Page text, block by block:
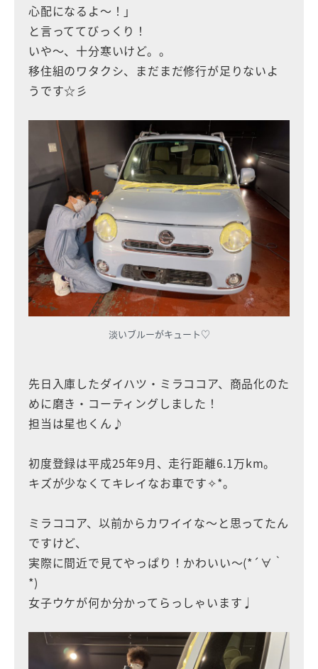
心配になるよ〜！」
と言っててびっくり！
いや〜、十分寒いけど。。
移住組のワタクシ、まだまだ修行が足りないよ
うです☆彡
淡いブルーがキュート♡
先日入庫したダイハツ・ミラココア、商品化のた
めに磨き・コーティングしました！
担当は星也くん♪
初度登録は平成25年9月、走行距離6.1万km。
キズが少なくてキレイなお車です✧*。
ミラココア、以前からカワイイな〜と思ってたん
ですけど、
実際に間近で見てやっぱり！かわいい〜(*´∀｀
*)
女子ウケが何か分かってらっしゃいます♩